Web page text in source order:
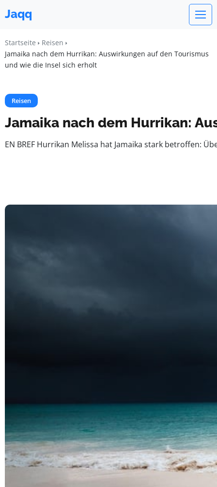
Jaqq
Startseite
Reisen
Jamaika nach dem Hurrikan: Auswirkungen auf den Tourismus
und wie die Insel sich erholt
Reisen
Jamaika nach dem Hurrikan:
EN BREF Hurrikan Melissa hat Jamaika stark betroffen: